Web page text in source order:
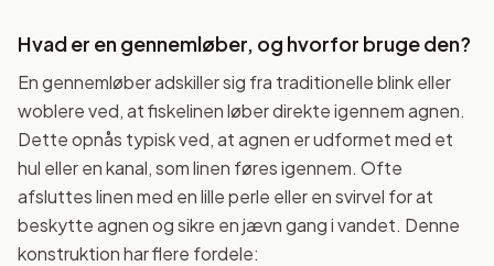
Hvad er en gennemløber, og hvorfor bruge den?
En gennemløber adskiller sig fra traditionelle blink eller
woblere ved, at fiskelinen løber direkte igennem agnen.
Dette opnås typisk ved, at agnen er udformet med et
hul eller en kanal, som linen føres igennem. Ofte
afsluttes linen med en lille perle eller en svirvel for at
beskytte agnen og sikre en jævn gang i vandet. Denne
konstruktion har flere fordele: